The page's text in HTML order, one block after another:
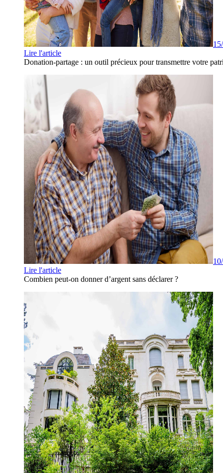
Lire l'article
Donation-partage : un outil précieux pour transmettre votre
Lire l'article
Combien peut-on donner d’argent sans déclarer ?